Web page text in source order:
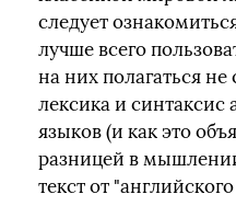
следует
лучше всего
на них полагаться
лексика и синтаксис
языков (и как это
разницей в
текст от